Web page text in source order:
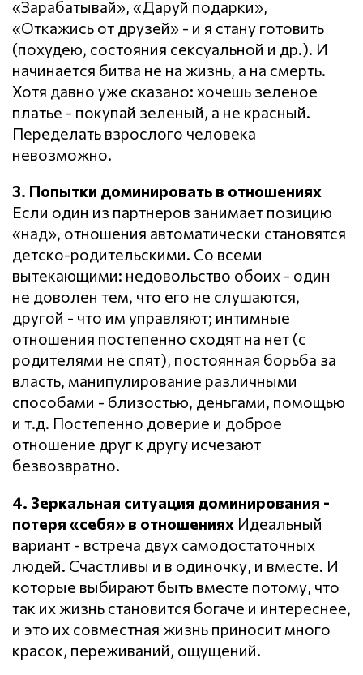
«Зарабатывай», «Даруй подарки»,
«Откажись от друзей» - и я стану готовить
(похудею, состояния сексуальной и др.). И
начинается битва не на жизнь, а на смерть.
Хотя давно уже сказано: хочешь зеленое
платье - покупай зеленый, а не красный.
Переделать взрослого человека
невозможно.
3. Попытки доминировать в отношениях
Если один из партнеров занимает позицию
«над», отношения автоматически становятся
детско-родительскими. Со всеми
вытекающими: недовольство обоих - один
не доволен тем, что его не слушаются,
другой - что им управляют; интимные
отношения постепенно сходят на нет (с
родителями не спят), постоянная борьба за
власть, манипулирование различными
способами - близостью, деньгами, помощью
и т.д. Постепенно доверие и доброе
отношение друг к другу исчезают
безвозвратно.
4. Зеркальная ситуация доминирования -
потеря «себя» в отношениях Идеальный
вариант - встреча двух самодостаточных
людей. Счастливы и в одиночку, и вместе. И
которые выбирают быть вместе потому, что
так их жизнь становится богаче и интереснее,
и это их совместная жизнь приносит много
красок, переживаний, ощущений.